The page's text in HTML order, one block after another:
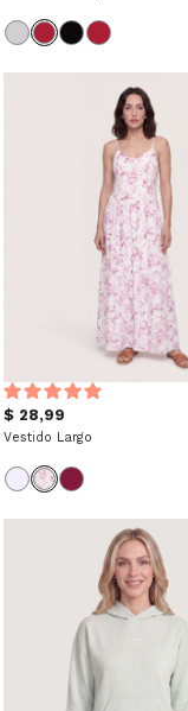
$ 28,99
Vestido Largo